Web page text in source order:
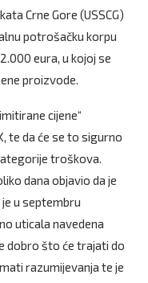
Crne Gore (USSCG)
potrošačku korpu
eura, u kojoj se
proizvode.
cijene“
te da će se to sigurno
troškova.
dana objavio da je
u septembru
uticala navedena
dobro što će trajati do
razumijevanja te je